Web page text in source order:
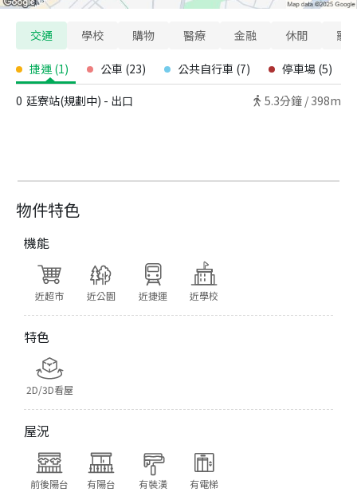
物件特色
機能
近超市 近公園 近捷運 近學校
特色
2D/3D看屋
屋況
前後陽台 有陽台 有裝潢 有電梯
交通 學校 購物 醫療 金融 休閒 寵
捷運 (1) 公車 (23) 公共自行車 (7) 停車場 (5)
0 廷寮站(規劃中) - 出口 5.3分鐘 / 398m